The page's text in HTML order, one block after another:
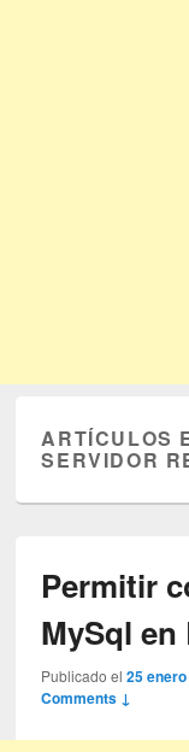
ARTÍCULOS
SERVIDOR
Permitir
MySql
Publicado el25
Comments ↓